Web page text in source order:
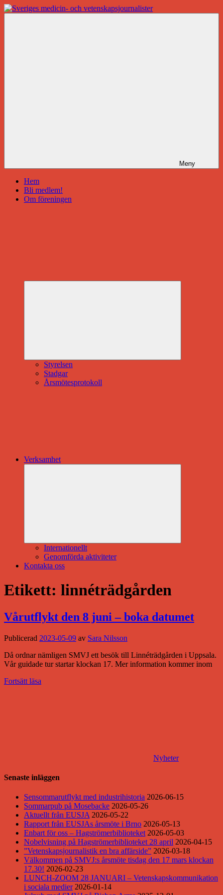
Hoppa
till
Meny
Hem
Bli medlem!
Om föreningen
Styrelsen
Stadgar
Årsmötesprotokoll
Verksamhet
Internationellt
Genomförda aktiviteter
Kontakta oss
Etikett: linnéträdgården
Vårutflykt den 8 juni – boka datumet
Publicerad 2023-05-09 av Sara Nilsson
Då ordnar nämligen SMVJ ett besök till Linnéträdgården i Uppsala.
Vår guidade tur startar klockan 17. Mer information kommer inom
Fortsätt läsa
Nyheter
Senaste inläggen
Sensommarutflykt med industrihistoria 2026-06-15
Sommarpub på Mosebacke 2026-05-26
Aktuellt från EUSJA 2026-05-22
Rapport från EUSJAs årsmöte i Brno 2026-05-13
Enbart för oss – Hagströmerbiblioteket 2026-05-03
Nobelvisning på Hagströmerbiblioteket 28 april 2026-04-15
”Vetenskapsjournalistik en bra affärside” 2026-03-18
Välkommen på SMVJ:s årsmöte tisdag den 17 mars klockan
17.30! 2026-02-23
LUNCH-ZOOM 28 JANUARI – Vetenskapskommunikation
i sociala medier 2026-01-14